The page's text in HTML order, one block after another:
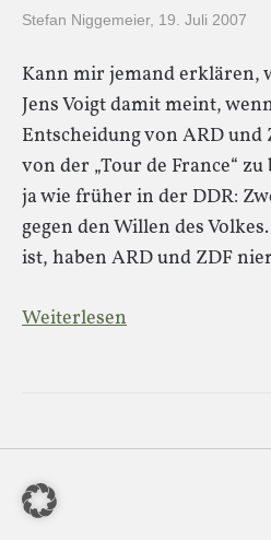
Stefan Niggemeier, 19. Juli 2007
Kann mir jemand erklären,
Jens Voigt damit meint,
Entscheidung von ARD
von der „Tour de France“
ja wie früher in der DDR:
gegen den Willen des
ist, haben ARD und ZDF
Weiterlesen